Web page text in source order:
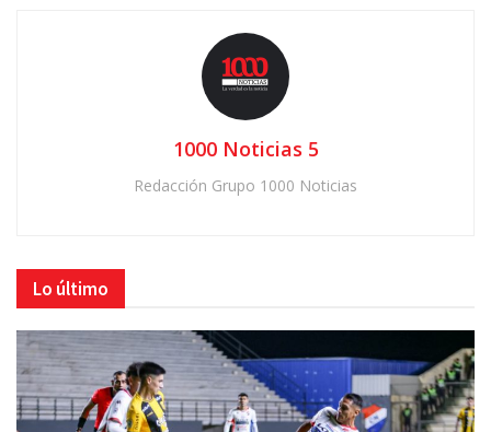
1000 Noticias 5
Redacción Grupo 1000 Noticias
Lo último